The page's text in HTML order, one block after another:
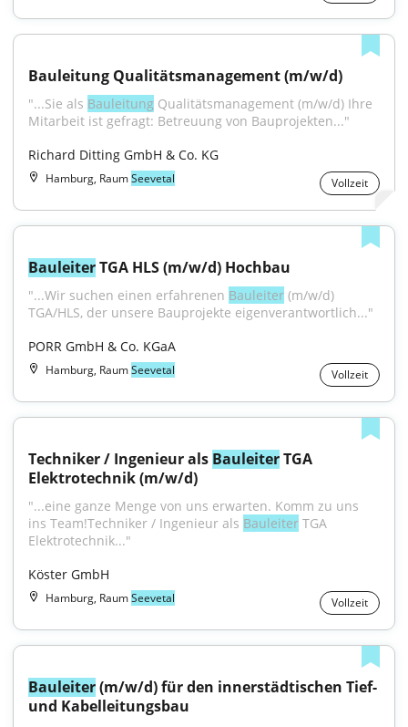
Bauleitung Qualitätsmanagement (m/w/d)
"...Sie als Bauleitung Qualitätsmanagement (m/w/d) Ihre
Mitarbeit ist gefragt: Betreuung von Bauprojekten..."
Richard Ditting GmbH & Co. KG
Hamburg, RaumSeevetal Vollzeit
Bauleiter TGA HLS (m/w/d) Hochbau
"...Wir suchen einen erfahrenen Bauleiter (m/w/d)
TGA/HLS, der unsere Bauprojekte eigenverantwortlich..."
PORR GmbH & Co. KGaA
Hamburg, RaumSeevetal Vollzeit
Techniker / Ingenieur als Bauleiter TGA
Elektrotechnik (m/w/d)
"...eine ganze Menge von uns erwarten. Komm zu uns
ins Team!Techniker / Ingenieur als Bauleiter TGA
Elektrotechnik..."
Köster GmbH
Hamburg, RaumSeevetal Vollzeit
Bauleiter (m/w/d) für den innerstädtischen Tief-
und Kabelleitungsbau